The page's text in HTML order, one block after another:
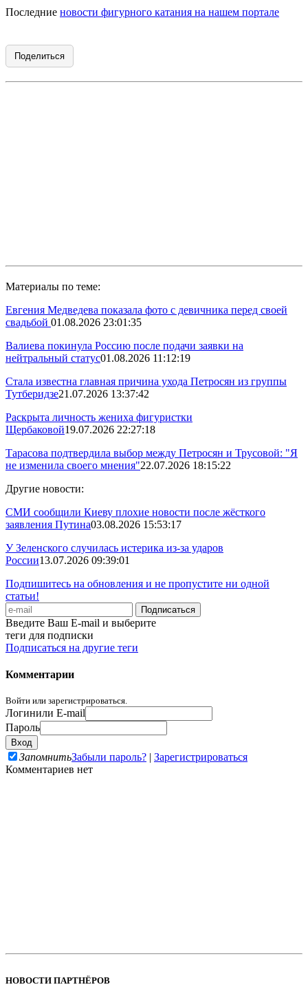
Последние новости фигурного катания на нашем портале
Поделиться
Материалы по теме:
Евгения Медведева показала фото с девичника перед своей
свадьбой 01.08.2026 23:01:35
Валиева покинула Россию после подачи заявки на
нейтральный статус01.08.2026 11:12:19
Стала известна главная причина ухода Петросян из группы
Тутберидзе21.07.2026 13:37:42
Раскрыта личность жениха фигуристки
Щербаковой19.07.2026 22:27:18
Тарасова подтвердила выбор между Петросян и Трусовой: "Я
не изменила своего мнения"22.07.2026 18:15:22
Другие новости:
СМИ сообщили Киеву плохие новости после жёсткого
заявления Путина03.08.2026 15:53:17
У Зеленского случилась истерика из-за ударов
России13.07.2026 09:39:01
Подпишитесь на обновления и не пропустите ни одной
статьи!
Введите Ваш E-mail и выберите
теги для подписки
Подписаться на другие теги
Комментарии
Войти или зарегистрироваться.
Логинили E-mail
Пароль
ЗапомнитьЗабыли пароль? | Зарегистрироваться
Комментариев нет
НОВОСТИ ПАРТНЁРОВ